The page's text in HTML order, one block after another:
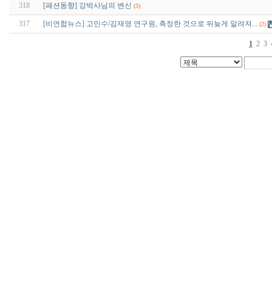
318 [패션동향] 강박사님의 변신 (3)
317 [비연합뉴스] 고민수/김재영 연구원, 측정한 것으로 뒤늦게 알려져... (2)
1 2 3